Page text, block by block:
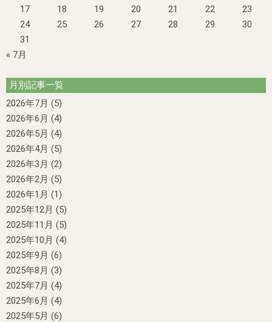
17
18 19 20 21 22
23
24
25 26 27 28 29
30
31
« 7月
月別記事一覧
2026年7月 (5)
2026年6月 (4)
2026年5月 (4)
2026年4月 (5)
2026年3月 (2)
2026年2月 (5)
2026年1月 (1)
2025年12月 (5)
2025年11月 (5)
2025年10月 (4)
2025年9月 (6)
2025年8月 (3)
2025年7月 (4)
2025年6月 (4)
2025年5月 (6)